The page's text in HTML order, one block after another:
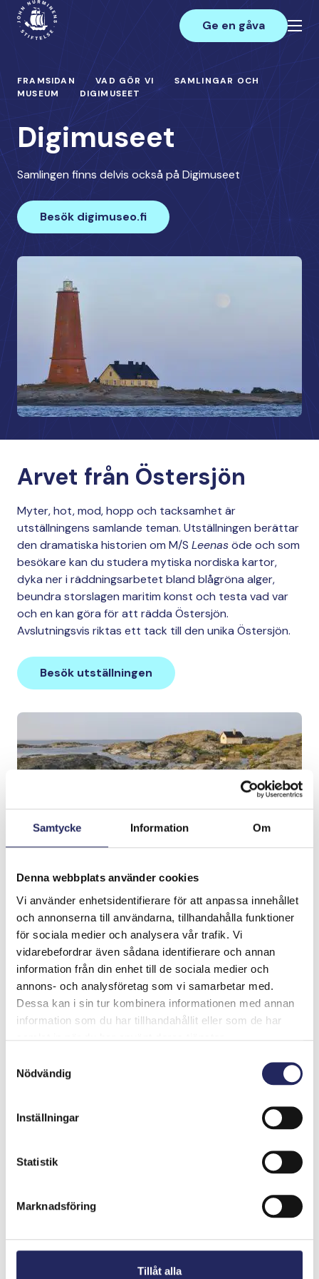
Samtycke Information Om
Denna webbplats använder cookies
Vi använder enhetsidentifierare för att anpassa innehållet
och annonserna till användarna, tillhandahålla funktioner
för sociala medier och analysera vår trafik. Vi
vidarebefordrar även sådana identifierare och annan
information från din enhet till de sociala medier och
annons- och analysföretag som vi samarbetar med.
Dessa kan i sin tur kombinera informationen med annan
information som du har tillhandahållit eller som de har
Nödvändig
Inställningar
Statistik
Marknadsföring
Tillåt alla
Hoppa
innehåll
Main
Ge en gåva
FRAMSIDAN VAD GÖR VI
SAMLINGAR OCH
MUSEUM
DIGIMUSEET
Digimuseet
Samlingen finns delvis också på Digimuseet
Besök digimuseo.fi
Arvet från Östersjön
Myter, hot, mod, hopp och tacksamhet är
utställningens samlande teman. Utställningen berättar
den dramatiska historien om M/S Leenasöde och som
besökare kan du studera mytiska nordiska kartor,
dyka ner i räddningsarbetet bland blågröna alger,
beundra storslagen maritim konst och testa vad var
och en kan göra för att rädda Östersjön.
Avslutningsvis riktas ett tack till den unika Östersjön.
Besök utställningen
Fåglar i Östersjön
Proffsfotografen, fyrentusiasten och
naturvännenRaimo Sundelinhar under årtionden
fotograferat skärgården på sina tusentals
naturutflykter. Utställningen, som består av Sundelins
bilder och berättar om fåglar, kan besökas virtuellt i
Digimuseet.
Resa till havets land